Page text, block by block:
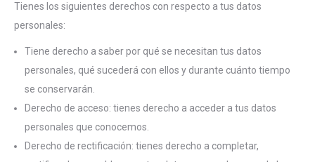
Tienes los siguientes derechos con respecto a tus datos
personales:
Tiene derecho a saber por qué se necesitan tus datos
personales, qué sucederá con ellos y durante cuánto tiempo
se conservarán.
Derecho de acceso: tienes derecho a acceder a tus datos
personales que conocemos.
Derecho de rectificación: tienes derecho a completar,